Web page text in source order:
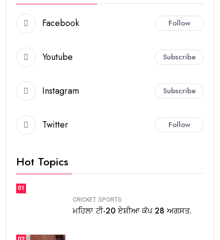
Facebook Follow
Youtube Subscribe
Instagram Subscribe
Twitter Follow
Hot Topics
01
CRICKET SPORTS
ਮਹਿਲਾ ਟੀ-20 ਏਸ਼ੀਆ ਕੱਪ 28 ਅਗਸਤ.